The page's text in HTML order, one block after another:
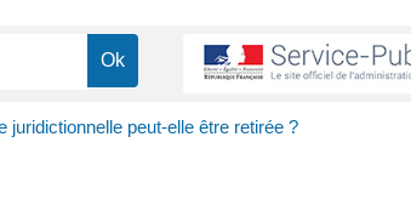
juridictionnelle peut-elle être retirée ?